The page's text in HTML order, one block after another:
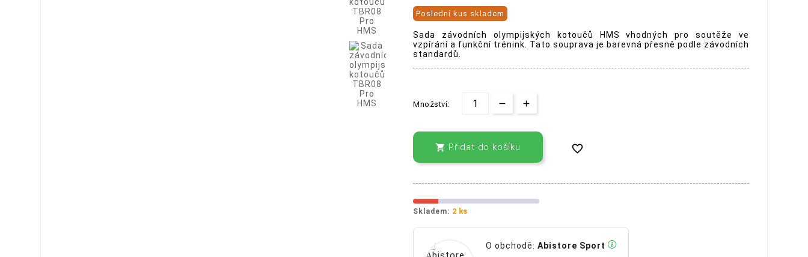
Poslední kus skladem
Sada závodních olympijských kotoučů HMS vhodných pro soutěže ve
vzpírání a funkční trénink. Tato souprava je barevná přesně podle závodních
standardů.
Množství:
 Přidat do košíku 
Skladem: 2 ks
O obchodě: Abistore Sport